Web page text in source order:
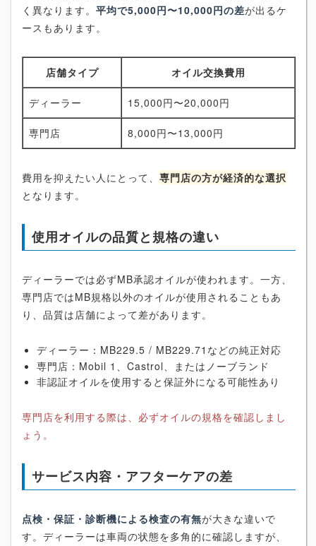
く異なります。 平均で5,000円〜10,000円の差が出るケ
ースもあります。
店舗タイプ オイル交換費用
ディーラー 15,000円〜20,000円
専門店 8,000円〜13,000円
費用を抑えたい人にとって、 専門店の方が経済的な選択
となります。
使用オイルの品質と規格の違い
ディーラーでは必ずMB承認オイルが使われます。一方、
専門店ではMB規格以外のオイルが使用されることもあ
り、品質は店舗によって差があります。
ディーラー：MB229.5 / MB229.71などの純正対応
専門店：Mobil 1、Castrol、またはノーブランド
非認証オイルを使用すると保証外になる可能性あり
専門店を利用する際は、必ずオイルの規格を確認しまし
ょう。
サービス内容・アフターケアの差
点検・保証・診断機による検査の有無が大きな違いで
す。ディーラーは車両の状態を多角的に確認しますが、